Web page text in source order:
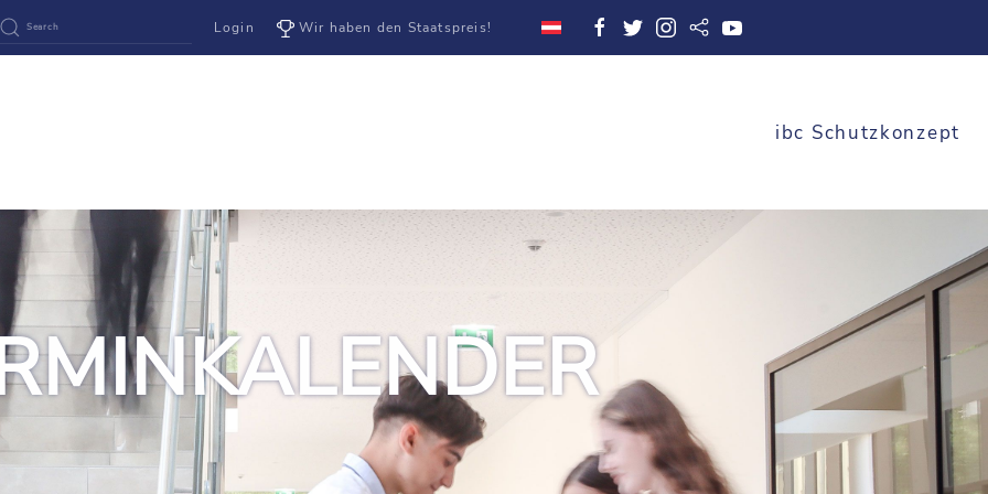
Login Wir haben den Staatspreis!
ibc Schutzkonzept